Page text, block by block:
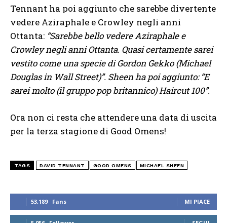
53,189 Fans MI PIACE
Tennant ha poi aggiunto che sarebbe divertente
vedere Aziraphale e Crowley negli anni
Ottanta: “Sarebbe bello vedere Aziraphale e
Crowley negli anni Ottanta. Quasi certamente sarei
vestito come una specie di Gordon Gekko (Michael
Douglas in Wall Street)”. Sheen ha poi aggiunto: “E
sarei molto (il gruppo pop britannico) Haircut 100”.
Ora non ci resta che attendere una data di uscita
per la terza stagione di Good Omens!
TAGS DAVID TENNANT GOOD OMENS MICHAEL SHEEN